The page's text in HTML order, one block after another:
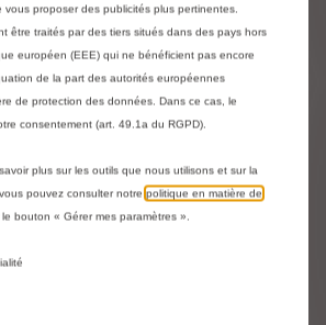
MAGNETIQUE POUR
vous proposer des publicités plus pertinentes.
être traités par des tiers situés dans des pays hors
européen (EEE) qui ne bénéficient pas encore
de la part des autorités européennes
de protection des données. Dans ce cas, le
consentement (art. 49.1a du RGPD).
plus sur les outils que nous utilisons et sur la
pouvez consulter notre politique en matière de
le bouton « Gérer mes paramètres ».